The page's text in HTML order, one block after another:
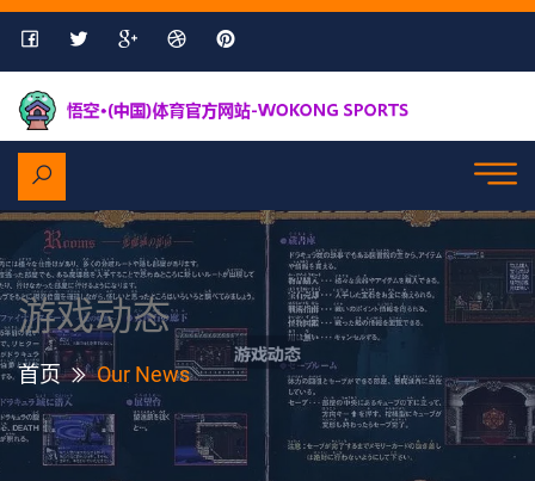
游戏动态
首页 Our News